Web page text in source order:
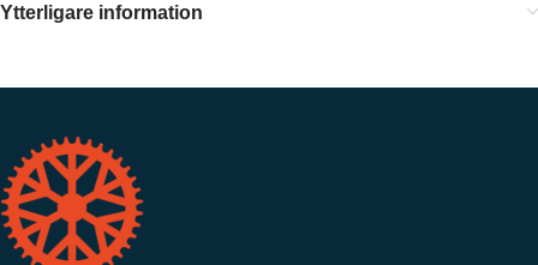
Ytterligare information